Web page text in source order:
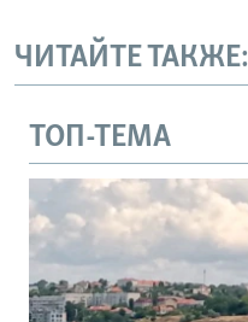
ЧИТАЙТЕ ТАКЖЕ:
ТОП-ТЕМА